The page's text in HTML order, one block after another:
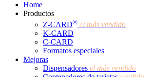
Home
Productos
Z-CARD® el más vendido
K-CARD
C-CARD
Formatos especiales
Mejoras
Dispensadores el más vendido